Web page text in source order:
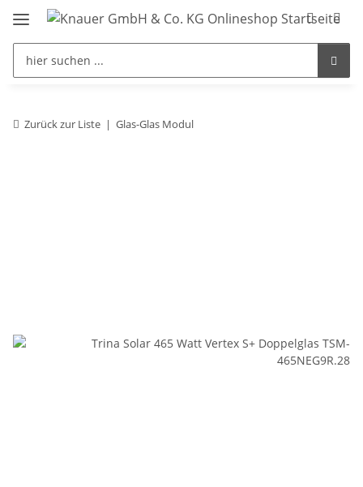
Zurück zur Liste Glas-Glas Modul